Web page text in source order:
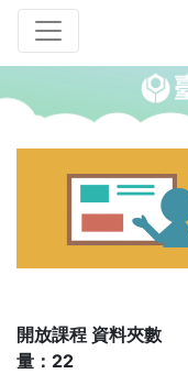
開放課程 資料夾數
量：22